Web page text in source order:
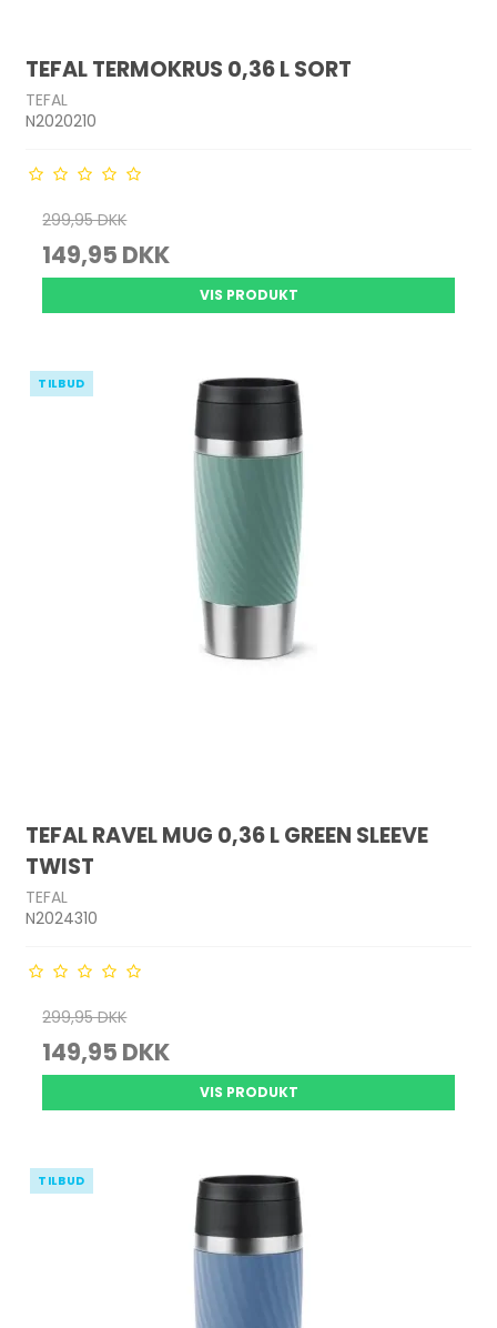
TEFAL TERMOKRUS 0,36 L SORT
TEFAL
N2020210
299,95 DKK
149,95 DKK
VIS PRODUKT
TILBUD
TEFAL RAVEL MUG 0,36 L GREEN SLEEVE
TWIST
TEFAL
N2024310
299,95 DKK
149,95 DKK
VIS PRODUKT
TILBUD